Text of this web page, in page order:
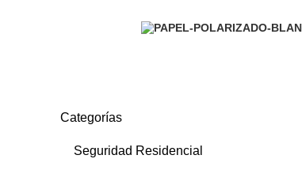
Categorías
Seguridad Residencial